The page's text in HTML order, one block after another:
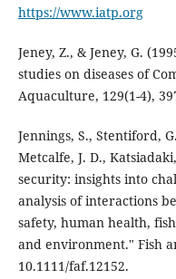
https://www.iatp.org
Jeney, Z., & Jeney, G.
studies on diseases of
Aquaculture, 129(1-4),
Jennings, S., Stentiford,
Metcalfe, J. D.,
security: insights into
analysis of interactions
safety, human health,
and environment." Fish
10.1111/faf.12152.